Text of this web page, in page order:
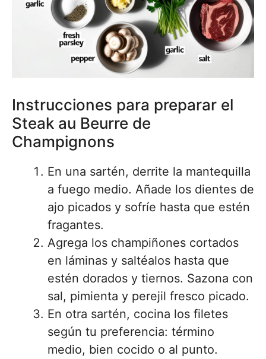
Instrucciones para preparar el
Steak au Beurre de
Champignons
En una sartén, derrite la mantequilla
a fuego medio. Añade los dientes de
ajo picados y sofríe hasta que estén
fragantes.
Agrega los champiñones cortados
en láminas y saltéalos hasta que
estén dorados y tiernos. Sazona con
sal, pimienta y perejil fresco picado.
En otra sartén, cocina los filetes
según tu preferencia: término
medio, bien cocido o al punto.